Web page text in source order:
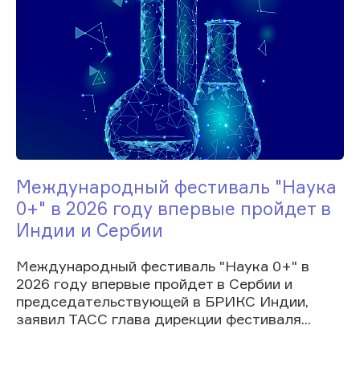
Международный фестиваль "Наука
0+" в 2026 году впервые пройдет в
Индии и Сербии
Международный фестиваль "Наука 0+" в
2026 году впервые пройдет в Сербии и
председательствующей в БРИКС Индии,
заявил ТАСС глава дирекции фестиваля...